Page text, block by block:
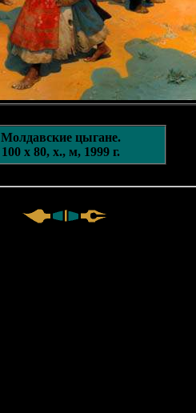
Молдавские цыгане.
100 х 80, х., м, 1999 г.